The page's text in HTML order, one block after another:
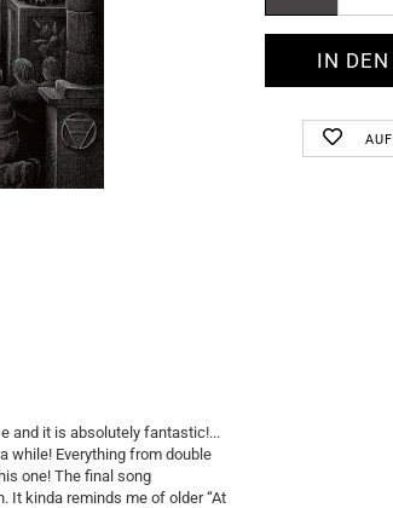
and it is absolutely fantastic!...
while! Everything from double
one! The final song
It kinda reminds me of older “At